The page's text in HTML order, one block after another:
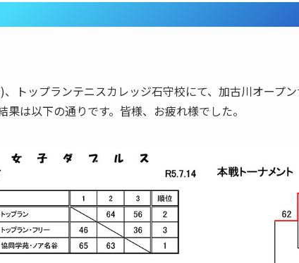
トップランテニスカレッジ石守校にて、加古川オープ
果は以下の通りです。皆様、お疲れ様でした。